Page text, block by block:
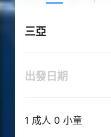
三亞
出發日期
1 成人 0 小童